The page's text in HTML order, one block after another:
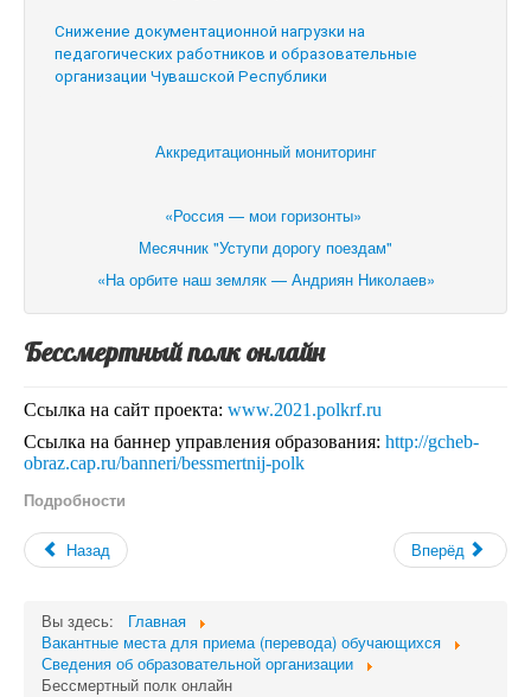
Снижение документационной нагрузки на
педагогических работников и образовательные
организации Чувашской Республики
Аккредитационный мониторинг
«Россия — мои горизонты»
Месячник "Уступи дорогу поездам"
«На орбите наш земляк — Андриян Николаев»
Бессмертный полк онлайн
Ссылка на сайт проекта: www.2021.polkrf.ru
Ссылка на баннер управления образования: http://gcheb-
obraz.cap.ru/banneri/bessmertnij-polk
Подробности
Назад Вперёд
Вы здесь:
Главная
Вакантные места для приема (перевода) обучающихся
Сведения об образовательной организации
Бессмертный полк онлайн